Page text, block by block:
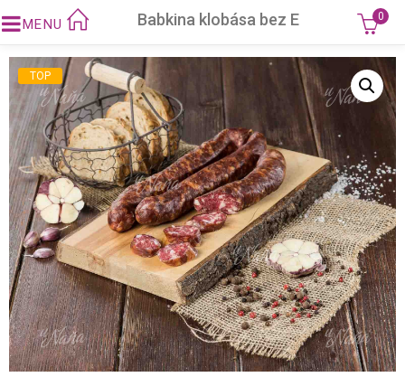
Babkina klobása bez E
0
TOP